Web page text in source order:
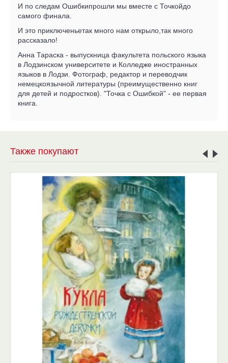
И по следам Ошибкипрошли мы вместе с Точкойдо
самого финала.
И это приключеньетак много нам открыло,так много
рассказало!
Анна Тараска - выпускница факультета польского языка
в Лодзинском университете и Колледже иностранных
языков в Лодзи. Фотограф, редактор и переводчик
немецкоязычной литературы (преимущественно книг
для детей и подростков). "Точка с Ошибкой" - ее первая
книга.
Также покупают